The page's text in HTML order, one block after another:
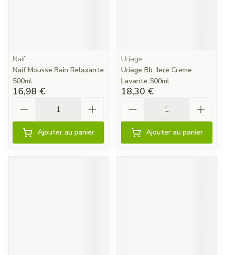
Naif
Naif Mousse Bain Relaxante
500ml
16,98 €
Ajouter au panier
Uriage
Uriage Bb 1ere Creme
Lavante 500ml
18,30 €
Ajouter au panier